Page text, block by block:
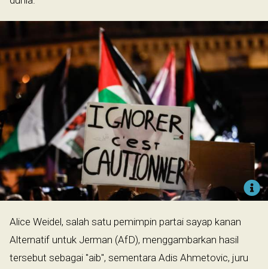
Alice Weidel, salah satu pemimpin partai sayap kanan
Alternatif untuk Jerman (AfD), menggambarkan hasil
tersebut sebagai "aib", sementara Adis Ahmetovic, juru